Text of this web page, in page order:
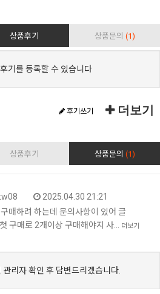
상품후기 상품문의 (1)
기를 등록할 수 있습니다
후기쓰기 더보기
상품후기 상품문의 (1)
2025.04.30 21:21
매하려 하는데 문의사항이 있어 글
구매로 2개이상 구매해야지 사… 더보기
리자 확인 후 답변드리겠습니다.